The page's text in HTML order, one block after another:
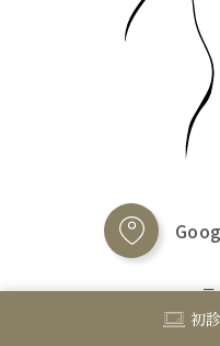
兵庫県明石初